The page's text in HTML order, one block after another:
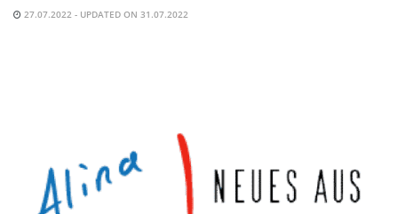
27.07.2022 - UPDATED ON 31.07.2022